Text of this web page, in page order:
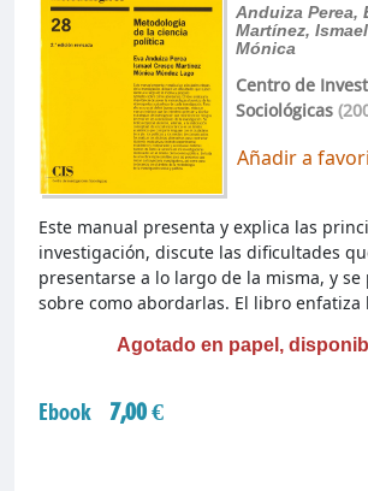
Anduiza Perea,
Martínez, Ismael
Mónica
Centro de
Sociológicas
Añadir a
Agotado en papel,
Ebook 7,00 €
Este manual presenta y explica las
investigación, discute las dificultades
presentarse a lo largo de la misma, y
sobre como abordarlas. El libro